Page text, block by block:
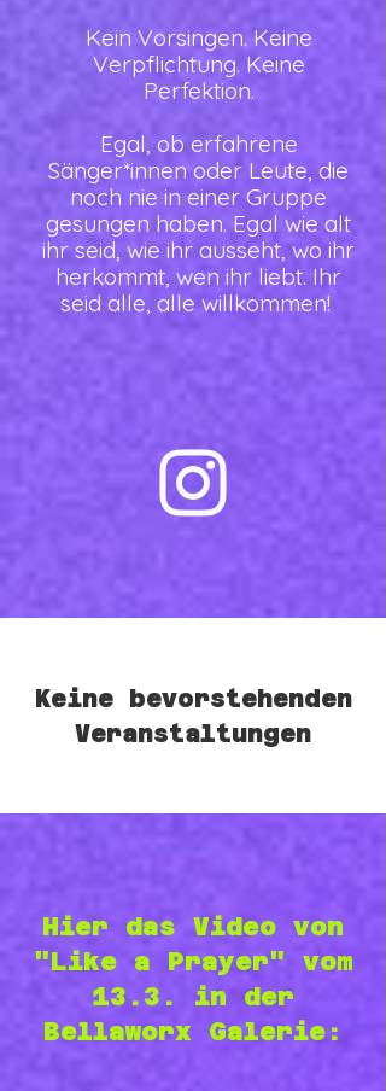
Kein Vorsingen. Keine
Verpflichtung. Keine
Perfektion.​​
Egal, ob erfahrene
Sänger*innen oder Leute, die
noch nie in einer Gruppe
gesungen haben. Egal wie alt
ihr seid, wie ihr ausseht, wo ihr
herkommt, wen ihr liebt. Ihr
seid alle, alle willkommen!
Keine bevorstehenden
Veranstaltungen
Hier das Video von
"Like a Prayer" vom
13.3. in der
Bellaworx Galerie: